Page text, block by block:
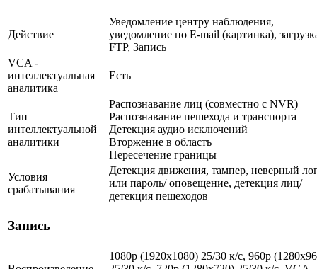
Действие
Уведомление центру наблюдения,
уведомление по E-mail (картинка),
FTP, Запись
VCA -
интеллектуальная
аналитика
Есть
Тип
интеллектуальной
аналитики
Распознавание лиц (совместно с NVR)
Распознавание пешехода и транспорта
Детекция аудио исключений
Вторжение в область
Пересечение границы
Условия
срабатывания
Детекция движения, тампер, неверный
или пароль/ оповещение, детекция лиц/
детекция пешеходов
Запись
1080p (1920x1080) 25/30 к/с, 960p